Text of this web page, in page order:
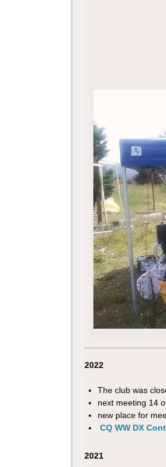
2022
The club was
next meeting 14
new place for
CQ WW DX
2021